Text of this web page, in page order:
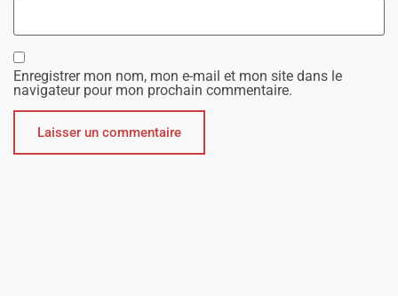
Enregistrer mon nom, mon e-mail et mon site dans le
navigateur pour mon prochain commentaire.